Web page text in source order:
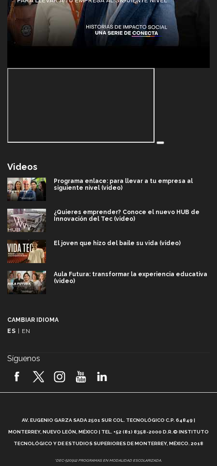
Videos
Programa enlace: para llevar a tu empresa al
siguiente nivel (video)
¿Quieres emprender? Conoce el nuevo HUB de
Innovación del Tec (video)
El joven que hizo del baile su vida (video)
Aula Futura: transformar la experiencia educativa
(video)
2026! (video)
¿Cómo es el Modelo Educativo Tec? (video)
Vida Tec: Feminismo e Inteligencia Artificial, Paola
CAMBIAR IDIOMA
ES
EN
Síguenos
AV. EUGENIO GARZA SADA 2501 SUR COL. TECNOLÓGICO C.P. 64849 |
MONTERREY, NUEVO LEÓN, MÉXICO | TEL. +52 (81) 8358-2000 D.R.© INSTITUTO
TECNOLÓGICO Y DE ESTUDIOS SUPERIORES DE MONTERREY, MÉXICO. 2018
*DEC-520912 PROGRAMAS EN MODALIDAD ESCOLARIZADA.